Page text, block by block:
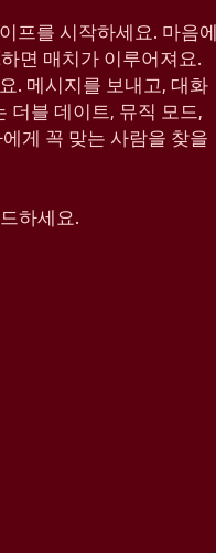
프를 시작하세요. 마음에
면 매치가 이루어져요.
. 메시지를 보내고, 대화
더블 데이트, 뮤직 모드,
게 꼭 맞는 사람을 찾을
하세요.